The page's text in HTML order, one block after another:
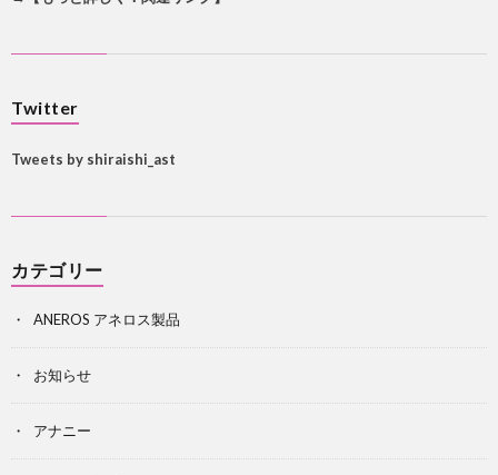
Twitter
Tweets by shiraishi_ast
カテゴリー
ANEROS アネロス製品
お知らせ
アナニー